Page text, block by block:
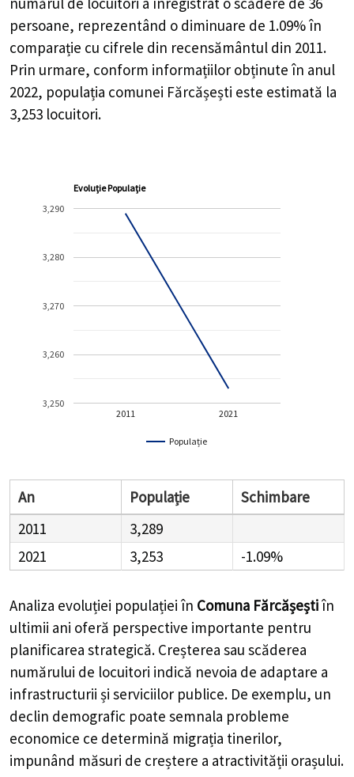
persoane, reprezentând o diminuare de 1.09%în
comparație cu cifrele din recensământul din 2011.
Prin urmare, conform informațiilor obținute în anul
2022, populația comunei Fărcășești este estimată la
3,253 locuitori.
Evoluție Populație
Populație
2011 2021
3,250
3,260
3,270
3,280
3,290
An Populație
Schimbare
2011
3,289
2021
3,253 -1.09%
Analiza evoluției populației în Comuna Fărcășeștiîn
ultimii ani oferă perspective importante pentru
planificarea strategică. Creșterea sau scăderea
numărului de locuitori indică nevoia de adaptare a
infrastructurii și serviciilor publice. De exemplu, un
declin demografic poate semnala probleme
economice ce determină migrația tinerilor,
impunând măsuri de creștere a atractivității orașului.